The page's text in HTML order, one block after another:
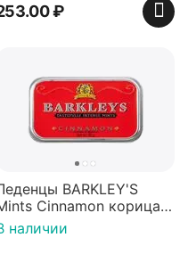
₽
BARKLEY'S
Cinnamon корица
Нидерланды
наличии